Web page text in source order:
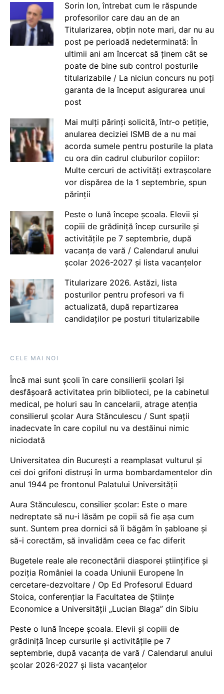
Sorin Ion, întrebat cum le răspunde
profesorilor care dau an de an
Titularizarea, obțin note mari, dar nu au
post pe perioadă nedeterminată: În
ultimii ani am încercat să ținem cât se
poate de bine sub control posturile
titularizabile / La niciun concurs nu poți
garanta de la început asigurarea unui
post
Mai mulți părinți solicită, într-o petiție,
anularea deciziei ISMB de a nu mai
acorda sumele pentru posturile la plata
cu ora din cadrul cluburilor copiilor:
Multe cercuri de activități extrașcolare
vor dispărea de la 1 septembrie, spun
părinții
Peste o lună începe școala. Elevii și
copiii de grădiniță încep cursurile și
activitățile pe 7 septembrie, după
vacanța de vară / Calendarul anului
școlar 2026-2027 și lista vacanțelor
Titularizare 2026. Astăzi, lista
posturilor pentru profesori va fi
actualizată, după repartizarea
candidaților pe posturi titularizabile
CELE MAI NOI
Încă mai sunt școli în care consilierii școlari își
desfășoară activitatea prin biblioteci, pe la cabinetul
medical, pe holuri sau în cancelarii, atrage atenția
consilierul școlar Aura Stănculescu / Sunt spații
inadecvate în care copilul nu va destăinui nimic
niciodată
Universitatea din București a reamplasat vulturul și
cei doi grifoni distruși în urma bombardamentelor din
anul 1944 pe frontonul Palatului Universității
Aura Stănculescu, consilier școlar: Este o mare
nedreptate să nu-i lăsăm pe copii să fie așa cum
sunt. Suntem prea dornici să îi băgăm în șabloane și
să-i corectăm, să invalidăm ceea ce fac diferit
Bugetele reale ale reconectării diasporei științifice și
poziția României la coada Uniunii Europene în
cercetare-dezvoltare / Op Ed Profesorul Eduard
Stoica, conferențiar la Facultatea de Științe
Economice a Universității „Lucian Blaga” din Sibiu
Peste o lună începe școala. Elevii și copiii de
grădiniță încep cursurile și activitățile pe 7
septembrie, după vacanța de vară / Calendarul anului
școlar 2026-2027 și lista vacanțelor